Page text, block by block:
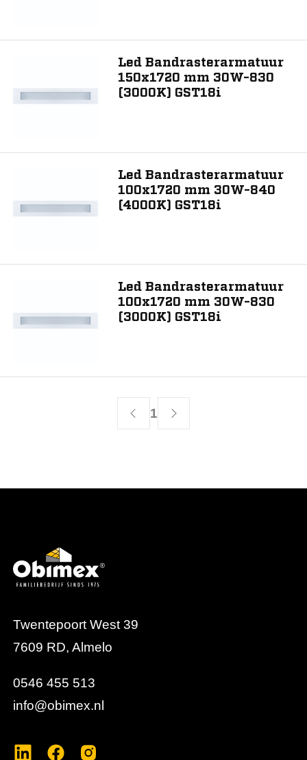
Led Bandrasterarmatuur
150x1720 mm 30W-830
(3000K) GST18i
Led Bandrasterarmatuur
100x1720 mm 30W-840
(4000K) GST18i
Led Bandrasterarmatuur
100x1720 mm 30W-830
(3000K) GST18i
1
Twentepoort West 39
7609 RD, Almelo
0546 455 513
info@obimex.nl